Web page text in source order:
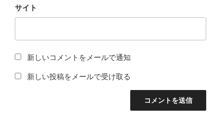
サイト
新しいコメントをメールで通知
新しい投稿をメールで受け取る